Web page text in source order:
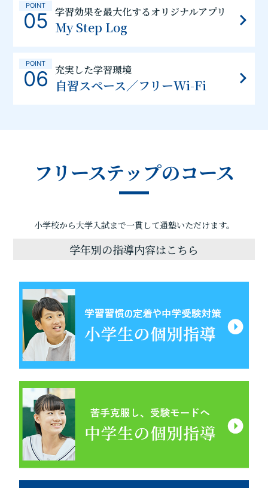
POINT
05 学習効果を最大化するオリジナルアプリ
My Step Log
POINT
06 充実した学習環境
自習スペース／フリーWi-Fi
フリーステップのコース
小学校から大学入試まで一貫して通塾いただけます。
学年別の指導内容はこちら